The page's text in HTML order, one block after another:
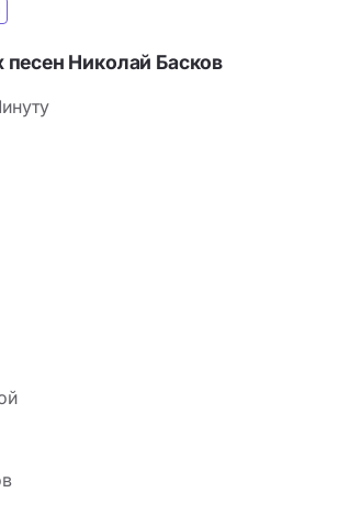
Николай Басков